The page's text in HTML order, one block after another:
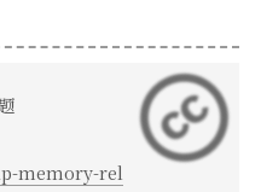
memory-rel